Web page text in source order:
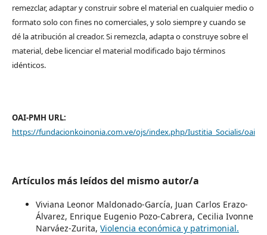
remezclar, adaptar y construir sobre el material en cualquier medio o
formato solo con fines no comerciales, y solo siempre y cuando se
dé la atribución al creador. Si remezcla, adapta o construye sobre el
material, debe licenciar el material modificado bajo términos
idénticos.
OAI-PMH URL:
https://fundacionkoinonia.com.ve/ojs/index.php/Iustitia_Socialis/oai
Artículos más leídos del mismo autor/a
Viviana Leonor Maldonado-García, Juan Carlos Erazo-
Álvarez, Enrique Eugenio Pozo-Cabrera, Cecilia Ivonne
Narváez-Zurita, Violencia económica y patrimonial.